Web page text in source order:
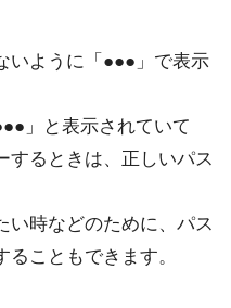
いように「●●●」で表示
」と表示されていて
するときは、正しいパス
い時などのために、パス
こともできます。